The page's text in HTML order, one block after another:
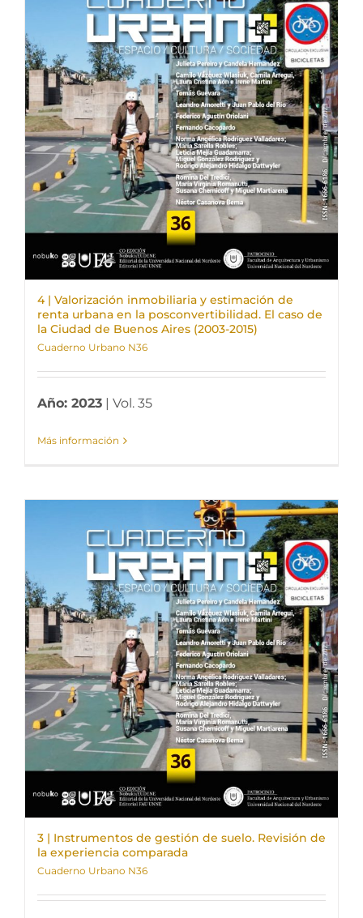
4 | Valorización inmobiliaria y estimación de
renta urbana en la posconvertibilidad. El caso de
la Ciudad de Buenos Aires (2003-2015)
Cuaderno Urbano N36
Año: 2023 | Vol. 35
Más información
3 | Instrumentos de gestión de suelo. Revisión de
la experiencia comparada
Cuaderno Urbano N36